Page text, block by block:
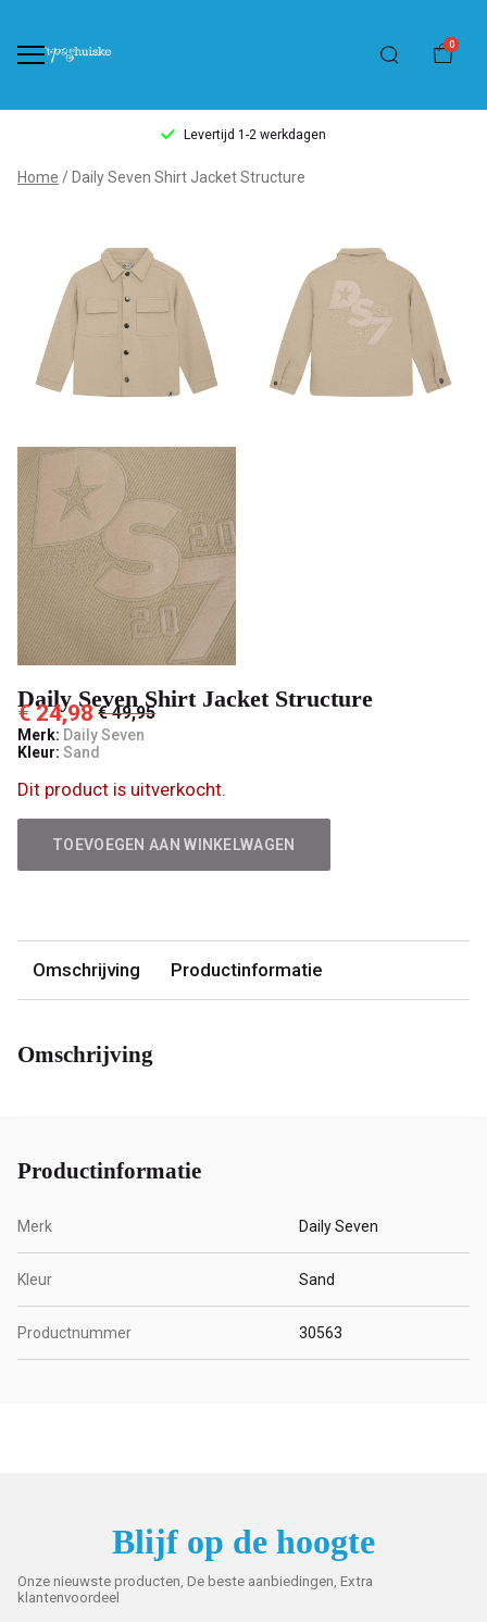
0
Levertijd 1-2 werkdagen
Daily
Shirt
Jacket
Structure
't
Pashuiske
Home Daily Seven Shirt Jacket Structure
Daily Seven Shirt Jacket Structure
€ 24,98 € 49,95
Merk: Daily Seven
Kleur: Sand
Dit product is uitverkocht.
TOEVOEGEN AAN WINKELWAGEN
Omschrijving Productinformatie
Omschrijving
Productinformatie
Merk Daily Seven
Kleur Sand
Productnummer 30563
Blijf op de hoogte
Onze nieuwste producten, De beste aanbiedingen, Extra
klantenvoordeel